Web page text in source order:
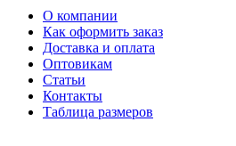
О компании
Как оформить заказ
Доставка и оплата
Оптовикам
Статьи
Контакты
Таблица размеров